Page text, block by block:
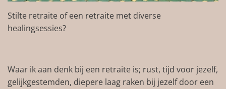
Stilte retraite of een retraite met diverse
healingsessies?
Waar ik aan denk bij een retraite is; rust, tijd voor jezelf,
gelijkgestemden, diepere laag raken bij jezelf door een